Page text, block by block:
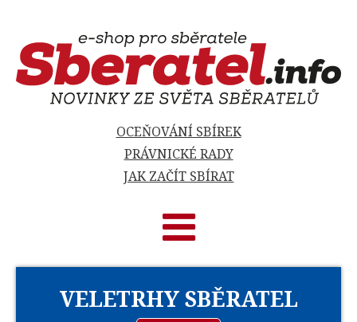
OCEŇOVÁNÍ SBÍREK
PRÁVNICKÉ RADY
JAK ZAČÍT SBÍRAT
VELETRHY SBĚRATEL